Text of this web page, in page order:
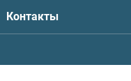
Контакты